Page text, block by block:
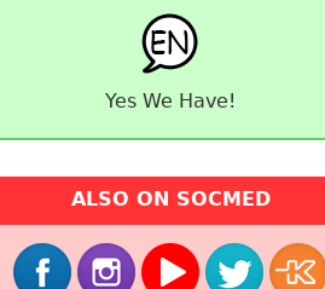
Yes We Have!
ALSO ON SOCMED